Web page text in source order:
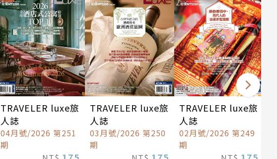
TRAVELER luxe旅
人誌
04月號/2026 第251
期
TRAVELER luxe旅
人誌
03月號/2026 第250
期
TRAVELER luxe旅
人誌
02月號/2026 第249
期